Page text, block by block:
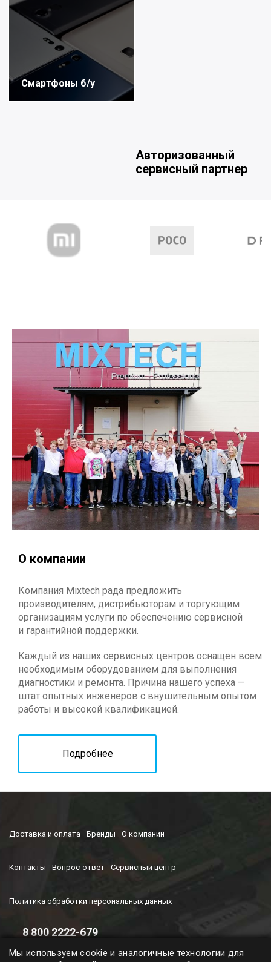
Смартфоны б/у
Авторизованный
сервисный партнер
О компании
Компания Mixtech рада предложить
производителям, дистрибьюторам и торгующим
организациям услуги по обеспечению сервисной
и гарантийной поддержки.
Каждый из наших сервисных центров оснащен всем
необходимым оборудованием для выполнения
диагностики и ремонта. Причина нашего успеха —
штат опытных инженеров с внушительным опытом
работы и высокой квалификацией.
Подробнее
Доставка и оплата Бренды О компании
Контакты Вопрос-ответ Сервисный центр
Политика обработки персональных данных
8 800 2222-679
с 9-00 до 19-00 (ПН-ПТ)
Мы используем cookie и аналогичные технологии для